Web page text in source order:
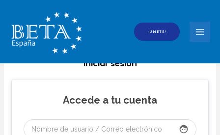
contenido
¡ÚNETE!
Iniciar sesión
Accede a tu cuenta
face